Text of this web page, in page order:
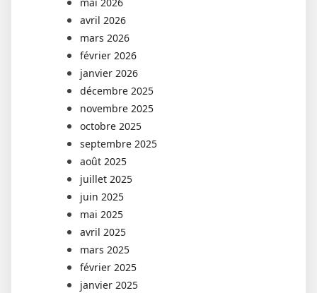
mai 2026
avril 2026
mars 2026
février 2026
janvier 2026
décembre 2025
novembre 2025
octobre 2025
septembre 2025
août 2025
juillet 2025
juin 2025
mai 2025
avril 2025
mars 2025
février 2025
janvier 2025